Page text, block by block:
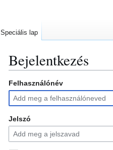
Bejelentkezés
Ugrás
navigációhoz
Ugrás
kereséshez
Felhasználónév
Jelszó
Speciális lap